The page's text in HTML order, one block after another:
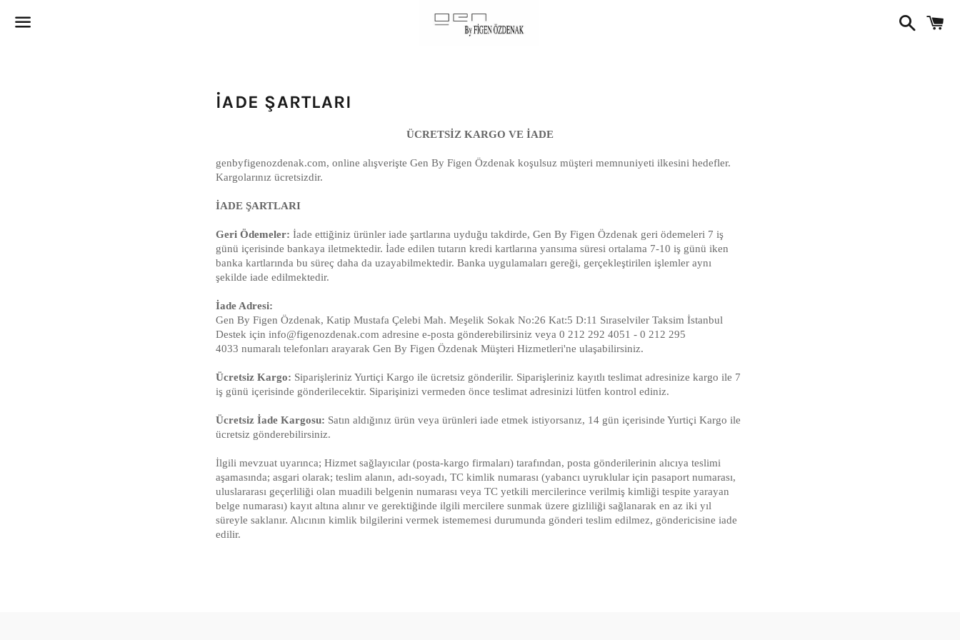
İADE ŞARTLARI
ÜCRETSİZ KARGO VE İADE
genbyfigenozdenak.com, online alışverişte Gen By Figen Özdenak koşulsuz müşteri memnuniyeti ilkesini hedefler.
Kargolarınız ücretsizdir.
İADE ŞARTLARI
Geri Ödemeler: İade ettiğiniz ürünler iade şartlarına uyduğu takdirde, Gen By Figen Özdenak geri ödemeleri 7 iş
günü içerisinde bankaya iletmektedir. İade edilen tutarın kredi kartlarına yansıma süresi ortalama 7-10 iş günü iken
banka kartlarında bu süreç daha da uzayabilmektedir. Banka uygulamaları gereği, gerçekleştirilen işlemler aynı
şekilde iade edilmektedir.
İade Adresi:
Gen By Figen Özdenak, Katip Mustafa Çelebi Mah. Meşelik Sokak No:26 Kat:5 D:11 Sıraselviler Taksim İstanbul
Destek için info@figenozdenak.com adresine e-posta gönderebilirsiniz veya 0 212 292 4051 - 0 212 295
4033 numaralı telefonları arayarak Gen By Figen Özdenak Müşteri Hizmetleri'ne ulaşabilirsiniz.
Ücretsiz Kargo: Siparişleriniz Yurtiçi Kargo ile ücretsiz gönderilir. Siparişleriniz kayıtlı teslimat adresinize kargo ile 7
iş günü içerisinde gönderilecektir. Siparişinizi vermeden önce teslimat adresinizi lütfen kontrol ediniz.
Ücretsiz İade Kargosu: Satın aldığınız ürün veya ürünleri iade etmek istiyorsanız, 14 gün içerisinde Yurtiçi Kargo ile
ücretsiz gönderebilirsiniz.
İlgili mevzuat uyarınca; Hizmet sağlayıcılar (posta-kargo firmaları) tarafından, posta gönderilerinin alıcıya teslimi
aşamasında; asgari olarak; teslim alanın, adı-soyadı, TC kimlik numarası (yabancı uyruklular için pasaport numarası,
uluslararası geçerliliği olan muadili belgenin numarası veya TC yetkili mercilerince verilmiş kimliği tespite yarayan
belge numarası) kayıt altına alınır ve gerektiğinde ilgili mercilere sunmak üzere gizliliği sağlanarak en az iki yıl
süreyle saklanır. Alıcının kimlik bilgilerini vermek istememesi durumunda gönderi teslim edilmez, göndericisine iade
edilir.